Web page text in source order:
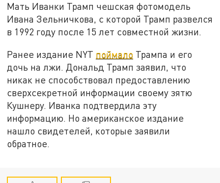
Мать Иванки Трамп чешская фотомодель
Ивана Зельничкова, с которой Трамп развелся
в 1992 году после 15 лет совместной жизни.
Ранее издание NYT поймало Трампа и его
дочь на лжи. Дональд Трамп заявил, что
никак не способствовал предоставлению
сверхсекретной информации своему зятю
Кушнеру. Иванка подтвердила эту
информацию. Но американское издание
нашло свидетелей, которые заявили
обратное.